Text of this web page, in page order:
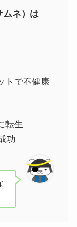
ムネ）は
トで不健康
転生
功